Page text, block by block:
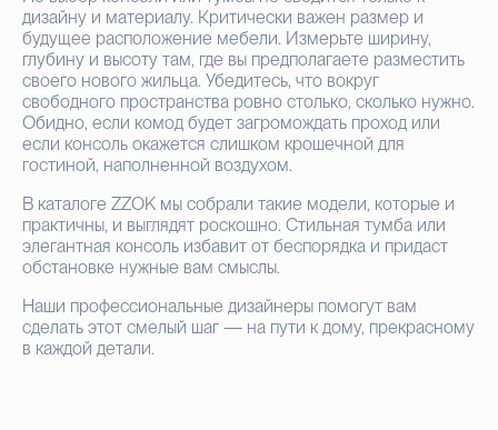
дизайну и материалу. Критически важен размер и
будущее расположение мебели. Измерьте ширину,
глубину и высоту там, где вы предполагаете разместить
своего нового жильца. Убедитесь, что вокруг
свободного пространства ровно столько, сколько нужно.
Обидно, если комод будет загромождать проход или
если консоль окажется слишком крошечной для
гостиной, наполненной воздухом.
В каталоге ZZOK мы собрали такие модели, которые и
практичны, и выглядят роскошно. Стильная тумба или
элегантная консоль избавит от беспорядка и придаст
обстановке нужные вам смыслы.
Наши профессиональные дизайнеры помогут вам
сделать этот смелый шаг — на пути к дому, прекрасному
в каждой детали.